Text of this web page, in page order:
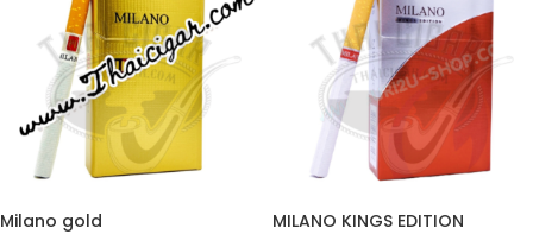
Milano gold MILANO KINGS EDITION